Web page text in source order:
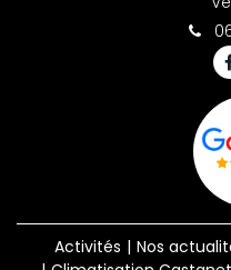
Activités Nos